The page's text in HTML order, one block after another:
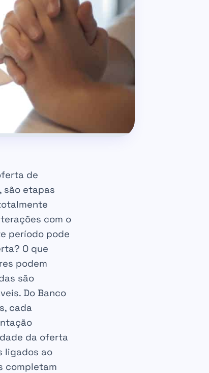
de
são etapas
com o
período pode
O que
podem
são
Do Banco
cada
da oferta
ligados ao
completam